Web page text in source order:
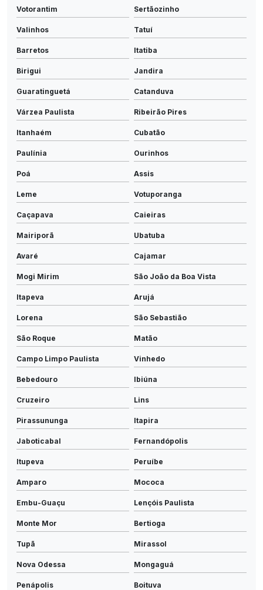
Votorantim Sertãozinho
Valinhos Tatuí
Barretos Itatiba
Birigui Jandira
Guaratinguetá Catanduva
Várzea Paulista Ribeirão Pires
Itanhaém Cubatão
Paulínia Ourinhos
Poá Assis
Leme Votuporanga
Caçapava Caieiras
Mairiporã Ubatuba
Avaré Cajamar
Mogi Mirim São João da Boa Vista
Itapeva Arujá
Lorena São Sebastião
São Roque Matão
Campo Limpo Paulista Vinhedo
Bebedouro Ibiúna
Cruzeiro Lins
Pirassununga Itapira
Jaboticabal Fernandópolis
Itupeva Peruíbe
Amparo Mococa
Embu-Guaçu Lençóis Paulista
Monte Mor Bertioga
Tupã Mirassol
Nova Odessa Mongaguá
Penápolis Boituva